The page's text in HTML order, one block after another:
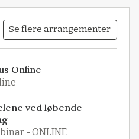
Se flere arrangementer
Online
ved løbende
- ONLINE